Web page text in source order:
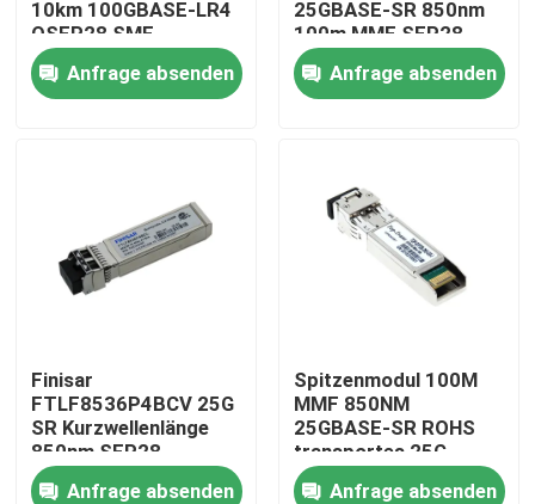
Haus
Über uns
Qualitätskontrolle
Treten Sie mit uns in Verbindung
10km 100GBASE-LR4
QSFP28 SMF
Optiktransceiver
Anfrage absenden
25GBASE-SR 850nm
100m MMF SFP28-
25G-SR optischer
Empfängermodul
Anfrage absenden
Finisar
FTLF8536P4BCV 25G
SR Kurzwellenlänge
850nm SFP28
optischer Empfänger
Anfrage absenden
Spitzenmodul 100M
MMF 850NM
25GBASE-SR ROHS
transportes 25G
SFP28 CER
Anfrage absenden